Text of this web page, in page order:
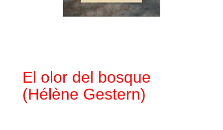
El olor del bosque
(Hélène Gestern)